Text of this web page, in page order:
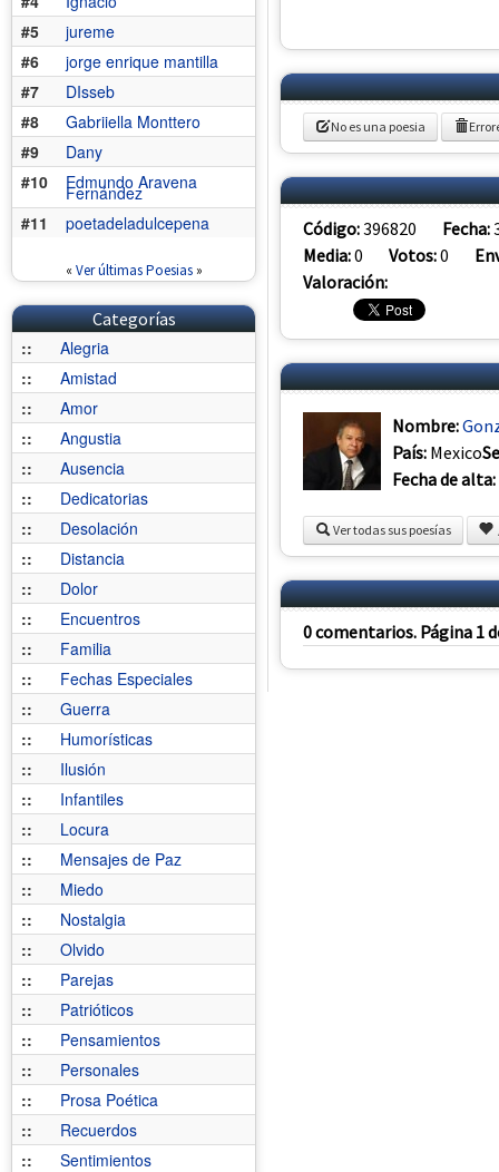
#5
jureme
#6
jorge enrique mantilla
#7
DIsseb
#8
Gabriiella Monttero
#9
Dany
#10
Edmundo Aravena
Fernández
#11
poetadeladulcepena
« Ver últimas Poesias»
Categorías
::
Alegria
::
Amistad
::
Amor
::
Angustia
::
Ausencia
::
Dedicatorias
::
Desolación
::
Distancia
::
Dolor
::
Encuentros
::
Familia
::
Fechas Especiales
::
Guerra
::
Humorísticas
::
Ilusión
::
Infantiles
::
Locura
::
Mensajes de Paz
::
Miedo
::
Nostalgia
::
Olvido
::
Parejas
::
Patrióticos
::
Pensamientos
::
Personales
::
Prosa Poética
::
Recuerdos
::
Sentimientos
No es una poesia
Código:396820 Fecha:
Media:0 Votos:0
Valoración:
Nombre:
País: Mexico
Fecha de alta:
Ver todas sus poesías
0 comentarios. Página 1